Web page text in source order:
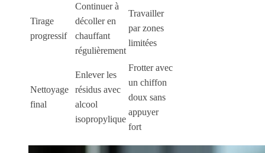
Tirage
progressif
Continuer à
décoller en
chauffant
régulièrement
Travailler
par zones
limitées
Nettoyage
final
Enlever les
résidus avec
alcool
isopropylique
Frotter avec
un chiffon
doux sans
appuyer
fort